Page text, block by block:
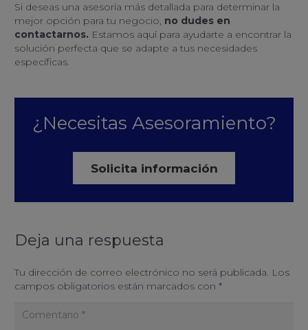
Si deseas una asesoría más detallada para determinar la
mejor opción para tu negocio, no dudes en
contactarnos. Estamos aquí para ayudarte a encontrar la
solución perfecta que se adapte a tus necesidades
específicas.
¿Necesitas Asesoramiento?
Solicita información
Deja una respuesta
Tu dirección de correo electrónico no será publicada. Los
campos obligatorios están marcados con *